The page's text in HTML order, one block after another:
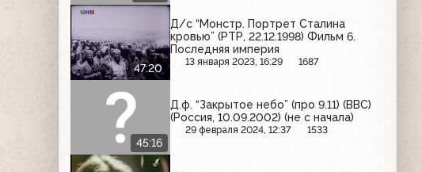
47:20
Д/с “Монстр. Портрет Сталина
кровью” (РТР, 22.12.1998) Фильм 6.
Последняя империя
13 января 2023, 16:29 1687
45:16
Д.ф. “Закрытое небо” (про 9.11) (BBC)
(Россия, 10.09.2002) (не с начала)
29 февраля 2024, 12:37 1533